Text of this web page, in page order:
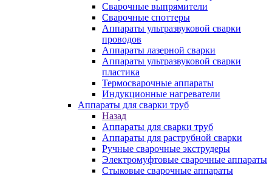
Сварочные выпрямители
Сварочные споттеры
Аппараты ультразвуковой сварки
проводов
Аппараты лазерной сварки
Аппараты ультразвуковой сварки
пластика
Термосварочные аппараты
Индукционные нагреватели
Аппараты для сварки труб
Назад
Аппараты для сварки труб
Аппараты для раструбной сварки
Ручные сварочные экструдеры
Электромуфтовые сварочные аппараты
Стыковые сварочные аппараты